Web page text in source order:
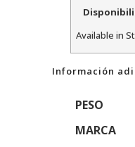
Available in
Información
PESO
MARCA